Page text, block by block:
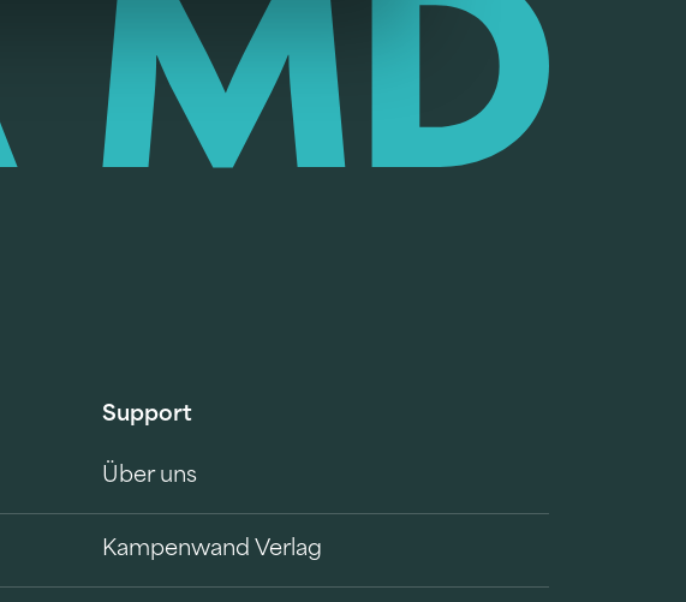
Support
Über uns
Kampenwand Verlag